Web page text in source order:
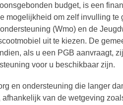
budget, is een
mogelijkheid om zelf invulling
(Wmo) en de
uit te kiezen. De
als u een PGB aanvraagt,
voor u beschikbaar zijn.
en ondersteuning die langer
afhankelijk van de wetgeving